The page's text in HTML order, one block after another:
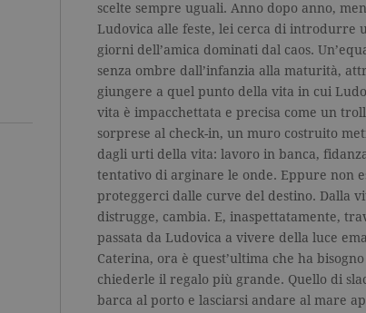
scelte sempre uguali. Anno dopo anno,
Ludovica alle feste, lei cerca di introdurre
giorni dell’amica dominati dal caos.
senza ombre dall’infanzia alla maturità,
giungere a quel punto della vita in cui
vita è impacchettata e precisa come un
sorprese al check-in, un muro costruito
dagli urti della vita: lavoro in banca,
tentativo di arginare le onde. Eppure non
proteggerci dalle curve del destino. Dalla
distrugge, cambia. E, inaspettatamente,
passata da Ludovica a vivere della luce
Caterina, ora è quest’ultima che ha
chiederle il regalo più grande. Quello di
barca al porto e lasciarsi andare al mare